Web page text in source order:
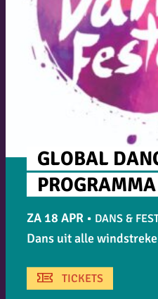
ZA 18 APR • DANS &
GLOBAL
PROGRAMMA
Dans uit alle
TICKETS